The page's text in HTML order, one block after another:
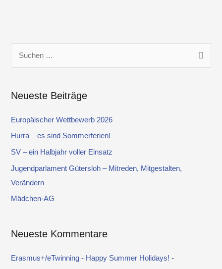
h
e
c
h
:
Neueste Beiträge
Europäischer Wettbewerb 2026
Hurra – es sind Sommerferien!
SV – ein Halbjahr voller Einsatz
Jugendparlament Gütersloh – Mitreden, Mitgestalten,
Verändern
Mädchen-AG
Neueste Kommentare
Erasmus+/eTwinning - Happy Summer Holidays! -